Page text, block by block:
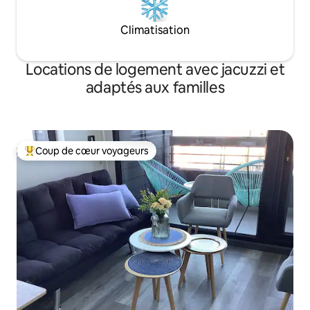
Climatisation
Locations de logement avec jacuzzi et
adaptés aux familles
Coups de cœur voyageurs les plus appréciés
Coup de cœur voyageurs